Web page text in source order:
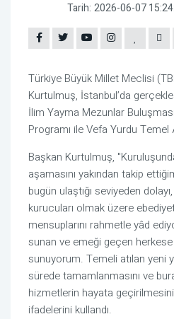
Tarih: 2026-06-07
Türkiye Büyük Millet Meclisi
Kurtulmuş, İstanbul’da
İlim Yayma Mezunlar
Programı ile Vefa Yurdu Temel
Başkan Kurtulmuş, "
aşamasını yakından takip
bugün ulaştığı seviyeden
kurucuları olmak üzere
mensuplarını rahmetle yâd
sunan ve emeği geçen herkese
sunuyorum. Temeli atılan yeni
sürede tamamlanmasını ve
hizmetlerin hayata
ifadelerini kullandı.